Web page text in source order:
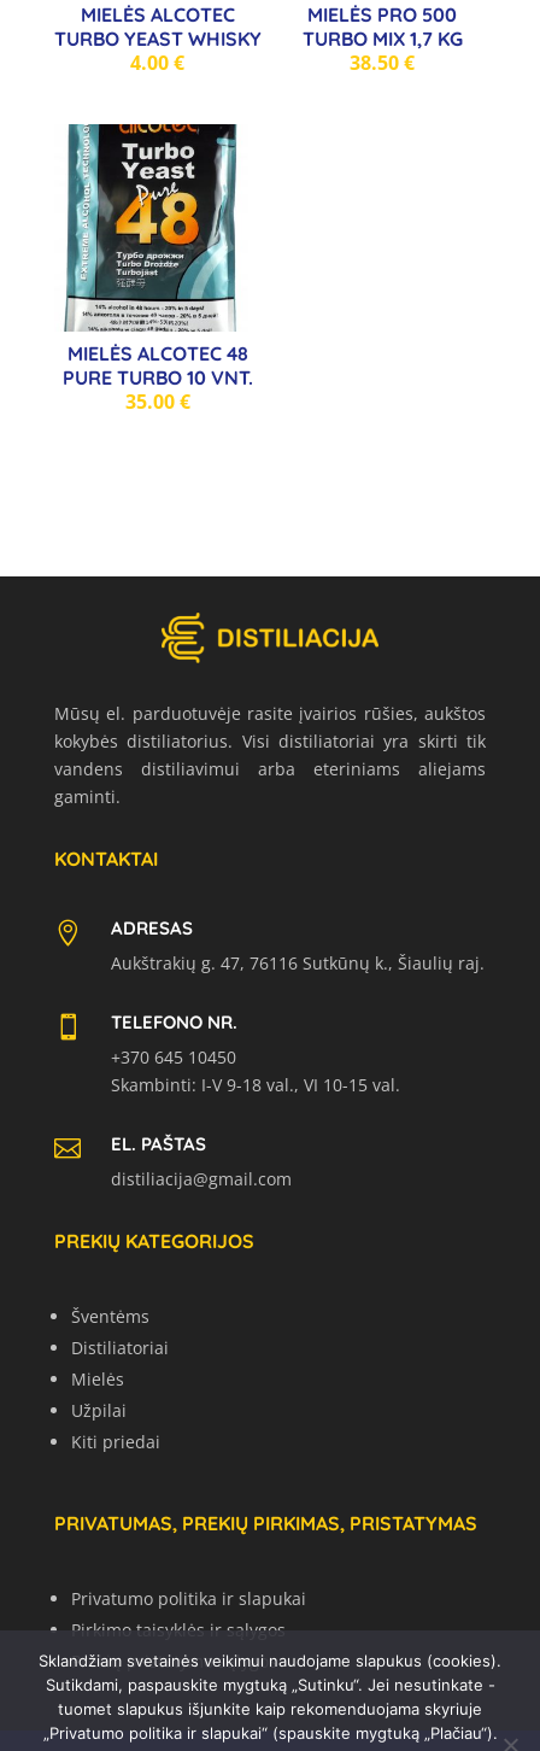
MIELĖS ALCOTEC
TURBO YEAST WHISKY
4.00€
MIELĖS PRO 500
TURBO MIX 1,7 KG
38.50€
MIELĖS ALCOTEC 48
PURE TURBO 10 VNT.
35.00€
Mūsų el. parduotuvėje rasite įvairios rūšies, aukštos
kokybės distiliatorius. Visi distiliatoriai yra skirti tik
vandens distiliavimui arba eteriniams aliejams
gaminti.
KONTAKTAI

ADRESAS
Aukštrakių g. 47, 76116 Sutkūnų k., Šiaulių raj.

TELEFONO NR.
+370 645 10450
Skambinti: I-V 9-18 val., VI 10-15 val.

EL. PAŠTAS
distiliacija@gmail.com
PREKIŲ KATEGORIJOS
Šventėms
Distiliatoriai
Mielės
Užpilai
Kiti priedai
PRIVATUMAS, PREKIŲ PIRKIMAS, PRISTATYMAS
Privatumo politika ir slapukai
Pirkimo taisyklės ir sąlygos
Prekių pristatymo sąlygos
Sklandžiam svetainės veikimui naudojame slapukus (cookies).
Sutikdami, paspauskite mygtuką „Sutinku“. Jei nesutinkate -
tuomet slapukus išjunkite kaip rekomenduojama skyriuje
„Privatumo politika ir slapukai“ (spauskite mygtuką „Plačiau“).